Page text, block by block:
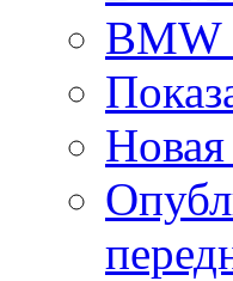
BMW